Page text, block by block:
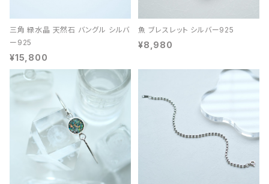
三角 緑水晶 天然石 バングル シルバ
ー925
¥15,800
魚 ブレスレット シルバー925
¥8,980